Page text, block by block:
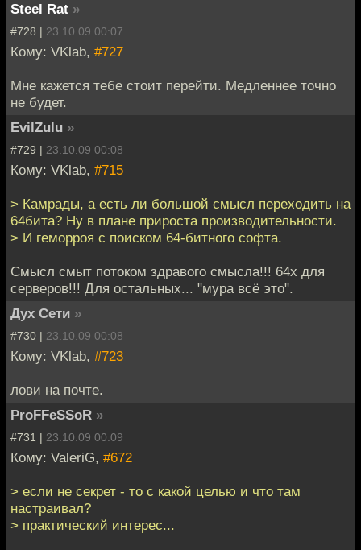
Steel Rat »
#728 | 23.10.09 00:07
Кому: VKlab, #727
Мне кажется тебе стоит перейти. Медленнее точно
не будет.
EvilZulu »
#729 | 23.10.09 00:08
Кому: VKlab, #715
> Камрады, а есть ли большой смысл переходить на
64бита? Ну в плане прироста производительности.
> И геморроя с поиском 64-битного софта.
Смысл смыт потоком здравого смысла!!! 64х для
серверов!!! Для остальных... "мура всё это".
Дух Сети »
#730 | 23.10.09 00:08
Кому: VKlab, #723
лови на почте.
ProFFeSSoR »
#731 | 23.10.09 00:09
Кому: ValeriG, #672
> если не секрет - то с какой целью и что там
настраивал?
> практический интерес...